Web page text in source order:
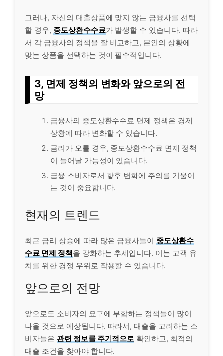
그러나, 자신의 대출상품에 맞지 않는 금융사를 선택
할 경우, 중도상환수수료가 발생할 수 있습니다. 따라
서 각 금융사의 정책을 잘 비교하고, 본인의 상황에
맞는 상품을 선택하는 것이 필수적입니다.
3, 면제 정책의 변화와 앞으로의 전
망
금융사의 중도상환수수료 면제 정책은 경제
상황에 따라 변화할 수 있습니다.
금리가 오를 경우, 중도상환수수료 면제 정책
이 늘어날 가능성이 있습니다.
금융 소비자로서 향후 변화에 주의를 기울이
는 것이 중요합니다.
현재의 트렌드
최근 금리 상승에 따라 많은 금융사들이 중도상환수
수료 면제 정책을 강화하는 추세입니다. 이는 고객 유
치를 위한 경쟁 우위로 작용할 수 있습니다.
앞으로의 전망
앞으로도 소비자의 요구에 부합하는 정책들이 많이
나올 것으로 예상됩니다. 따라서, 대출을 고려하는 소
비자들은 관련 정보를 주기적으로 확인하고, 최적의
대출 조건을 찾아야 합니다.